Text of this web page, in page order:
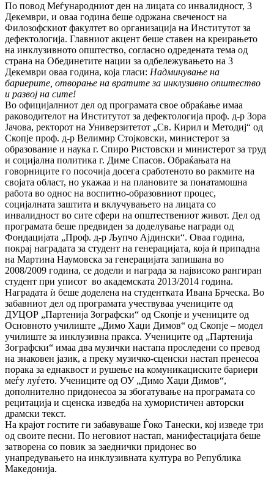
По повод Mеѓународниот ден на лицата со инвалидност, 3
Декември, и оваа година беше одржана свеченост на
Филозофскиот факултет во организација на Институтот за
дефектологија. Главниот акцент беше ставен на креирањето
на инклузивното општество, согласно одредената тема од
страна на Обединетите нации за одбележувањето на 3
Декември оваа година, која гласи: Надминување на
бариерите, отворање на вратите за инклузивно општество
и развој на сите!
Во официјалниот дел од програмата свое обраќање имаа
раководителот на Институтот за дефектологија проф. д-р Зора
Јачова, ректорот на Универзитетот „Св. Кирил и Методиј“ од
Скопје проф. д-р Велимир Стојковски, министерот за
образование и наука г. Спиро Ристовски и министерот за труд
и социјална политика г. Диме Спасов. Обраќањата на
говорниците го посочија досега сработеното во ракмите на
својата област, но укажаа и на плановите за понатамошна
работа во однос на воспитно-образовниот процес,
социјалната заштита и вклучувањето на лицата со
инвалидност во сите сфери на општествениот живот. Дел од
програмата беше предвиден за доделување награди од
Фондацијата „Проф. д-р Љупчо Ајдински“. Оваа година,
покрај наградата за студент на генерацијата, која ѝ припадна
на Мартина Наумовска за генерацијата запишана во
2008/2009 година, се додели и награда за највисоко рангиран
студент при уписот во академската 2013/2014 година.
Наградата ѝ беше доделена на студентката Ивана Брческа. Во
забавниот дел од програмата учествуваа учениците од
ДУЦОР „Партенија Зографски“ од Скопје и учениците од
Основното училиште „Димо Хаџи Димов“ од Скопје – модел
училиште за инклузивна пракса. Учениците од „Партенија
Зографски“ имаа два музички настапа проследени со превод
на знаковен јазик, а преку музичко-сценски настап пренесоа
порака за еднаквост и рушење на комуникациските бариери
меѓу луѓето. Учениците од ОУ „Димо Хаџи Димов“,
дополнително придонесоа за збогатување на програмата со
рецитација и сценска изведба на хумористичен авторски
драмски текст.
На крајот гостите ги забавуваше Ѓоко Танески, кој изведе три
од своите песни. По неговиот настап, манифестацијата беше
затворена сo повик за заеднички придонес во
унапредувањето на инклузивната култура во Република
Македонија.